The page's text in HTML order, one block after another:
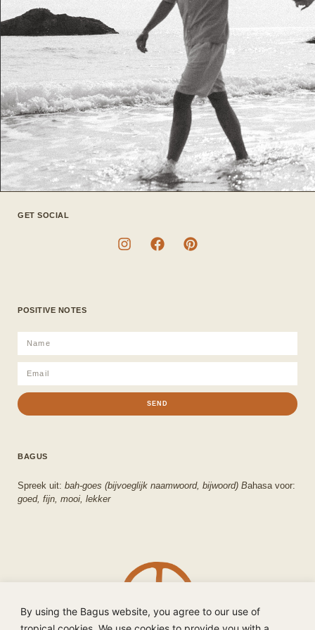
By using the Bagus website, you agree to our use of
GET SOCIAL
POSITIVE NOTES
SEND
BAGUS
Spreek uit: bah-goes (bijvoeglijk naamwoord, bijwoord) Bahasa voor:
goed, fijn, mooi, lekker